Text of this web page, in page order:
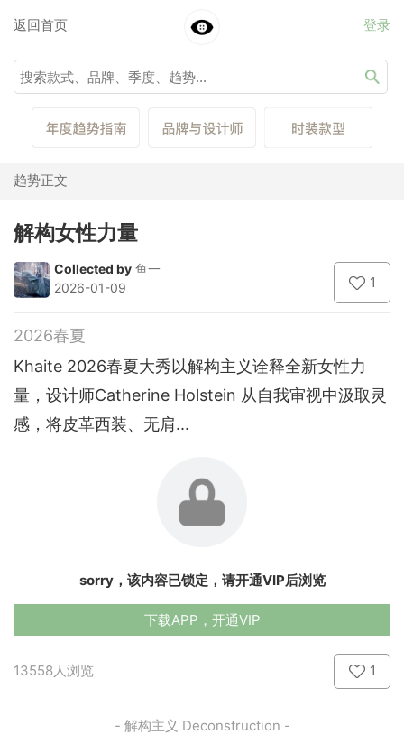
返回首页 登录
趋势正文
解构女性力量
Collected by 鱼一
2026-01-09
1
2026春夏
Khaite 2026春夏大秀以解构主义诠释全新女性力
量，设计师Catherine Holstein 从自我审视中汲取灵
感，将皮革西装、无肩...
sorry，该内容已锁定，请开通VIP后浏览
下载APP，开通VIP
13558人浏览 1
- 解构主义 Deconstruction -